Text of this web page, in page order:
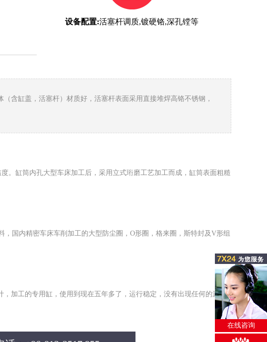
设备配置:活塞杆调质,镀硬铬,深孔镗等
含缸盖，活塞杆）材质好，活塞杆表面采用直接堆焊高铬不锈钢，
。缸筒内孔大型车床加工后，采用立式珩磨工艺加工而成，缸筒表面粗糙
国内精密车床车削加工的大型防尘圈，O形圈，格来圈，斯特封及V形组
加工的专用缸，使用到现在五年多了，运行稳定，没有出现任何的漏油
在线咨询